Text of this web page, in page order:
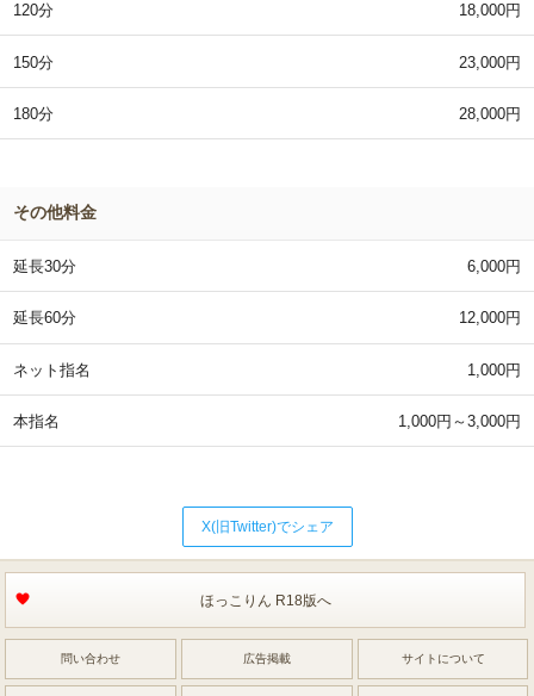
120分 18,000円
150分 23,000円
180分 28,000円
その他料金
延長30分 6,000円
延長60分 12,000円
ネット指名 1,000円
本指名 1,000円～3,000円
X(旧Twitter)でシェア
ほっこりん R18版へ
問い合わせ 広告掲載 サイトについて